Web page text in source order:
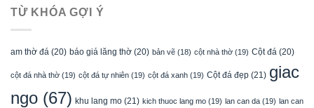
TỪ KHÓA GỢI Ý
am thờ đá (20) báo giá lăng thờ (20) bản vẽ (18) cột nhà thờ (19) Cột đá (20)
cột đá nhà thờ (19) cột đá tự nhiên (19) cột đá xanh (19) Cột đá đẹp (21) giac
ngo (67) khu lang mo (21) kich thuoc lang mo (19) lan can da (19) lan can